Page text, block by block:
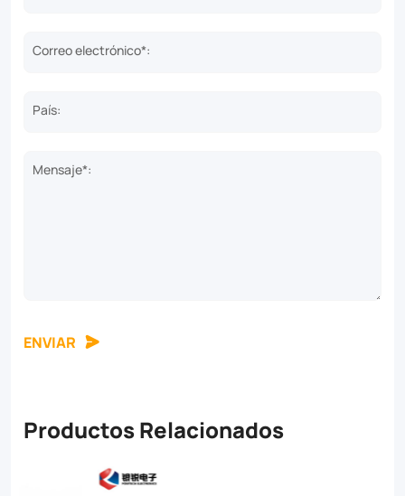
Correo electrónico*:
País:
Mensaje*:
ENVIAR
Productos Relacionados